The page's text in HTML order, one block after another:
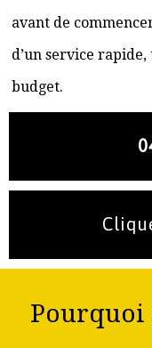
avant de
d’un service
budget.
Pourquoi